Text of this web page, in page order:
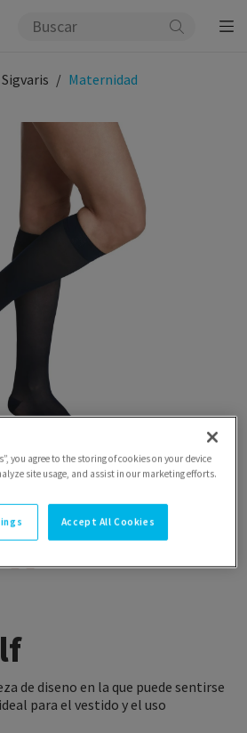
Sigvaris Maternidad
de diseno en la que puede sentirse
para el vestido y el uso
you agree to the storing of cookies on your device
site usage, and assist in our marketing efforts.
Accept All Cookies